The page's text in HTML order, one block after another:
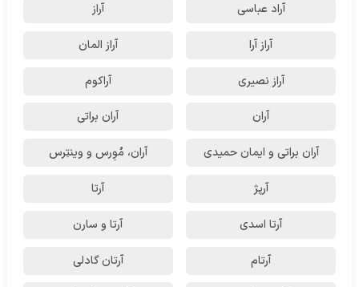
آراد عباسی آراز
آراز آرا آراز المان
آراز نصیری آراکوم
آران آران براتی
آران براتی و ایمان حمیدی آران، مُوِرس و وینتِرس
آرپژ آرتا
آرتا اسدی آرتا و سارن
آرتام آرتان گادلی